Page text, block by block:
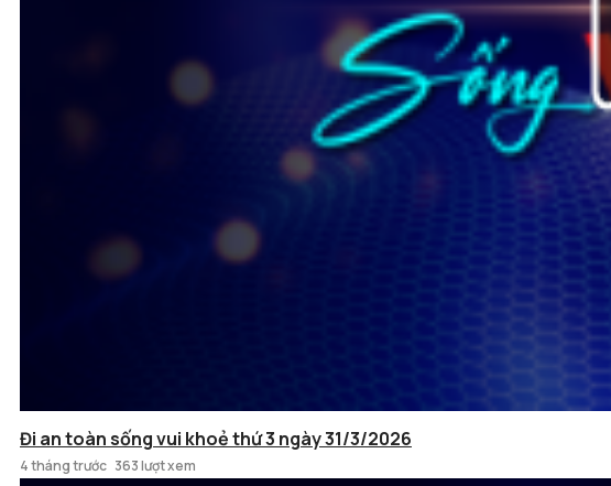
Đi an toàn sống vui khoẻ thứ 3 ngày 31/3/2026
4 tháng trước 363 lượt xem